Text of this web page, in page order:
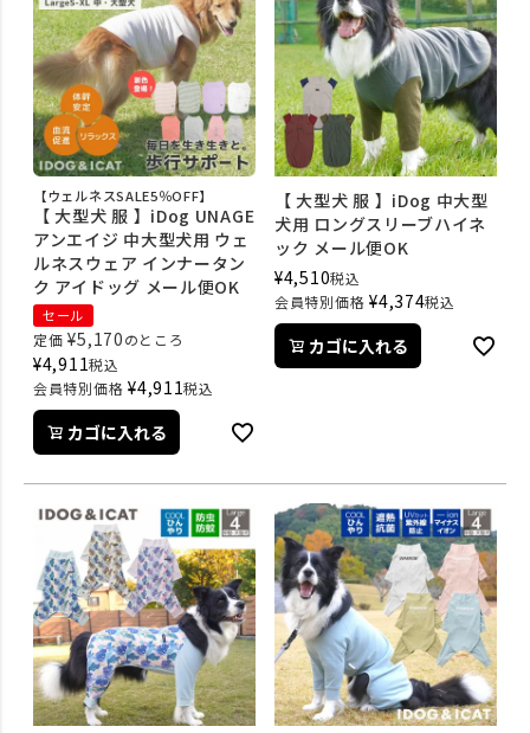
【ウェルネスSALE5％OFF】
【 大型犬 服 】iDog UNAGE
アンエイジ 中大型犬用 ウェ
ルネスウェア インナータン
ク アイドッグ メール便OK
セール
定価 ¥5,170のところ
¥4,911税込
会員特別価格 ¥4,911税込
カゴに入れる
【 大型犬 服 】iDog 中大型
犬用 ロングスリーブハイネ
ック メール便OK
¥4,510税込
会員特別価格 ¥4,374税込
カゴに入れる